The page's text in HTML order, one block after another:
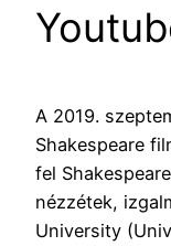
A 2019.
Shakespeare
fel
nézzétek,
University